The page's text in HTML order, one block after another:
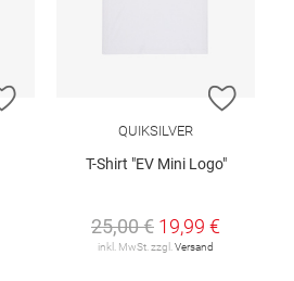
ZUR WUNSCHLISTE HINZUFÜGEN
ZUR
QUIKSILVER
T-Shirt "EV Mini Logo"
25,00 € 19,99 €
inkl. MwSt. zzgl. Versand